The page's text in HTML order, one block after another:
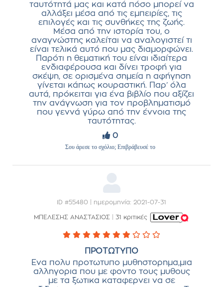
ταυτότητά μας και κατά πόσο μπορεί να
αλλάξει μέσα από τις εμπειρίες, τις
επιλογές και τις συνθήκες της ζωής.
Μέσα από την ιστορία του, ο
αναγνώστης καλείται να αναλογιστεί τι
είναι τελικά αυτό που μας διαμορφώνει.
Παρότι η θεματική του είναι ιδιαίτερα
ενδιαφέρουσα και δίνει τροφή για
σκέψη, σε ορισμένα σημεία η αφήγηση
γίνεται κάπως κουραστική. Παρ’ όλα
αυτά, πρόκειται για ένα βιβλίο που αξίζει
την ανάγνωση για τον προβληματισμό
που γεννά γύρω από την έννοια της
ταυτότητας.
0
Σου άρεσε το σχόλιο; Επιβράβευσέ το
ID #55480 | ημερομηνία: 2021-07-31
ΜΠΕΛΕΣΗΣ ΑΝΑΣΤΑΣΙΟΣ 31 κριτικές
ΠΡΟΤΩΤΥΠΟ
Ενα πολυ προτωτυπο μυθηστορημα,μια
αλληγορια που με φοντο τους μυθους
με τα ξωτικα καταφερνει να σε